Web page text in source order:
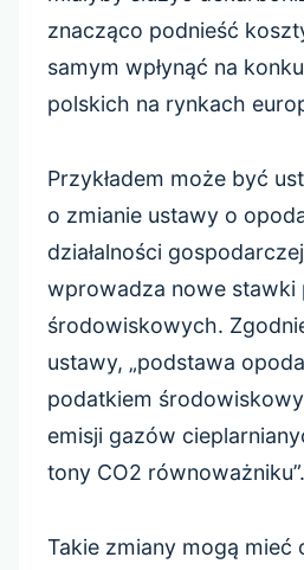
znacząco podnieść
samym wpłynąć na
polskich na rynkach
Przykładem może być
o zmianie ustawy o
działalności
wprowadza nowe stawki
środowiskowych.
ustawy, „podstawa
podatkiem
emisji gazów
tony CO2 równoważniku”.
Takie zmiany mogą mieć